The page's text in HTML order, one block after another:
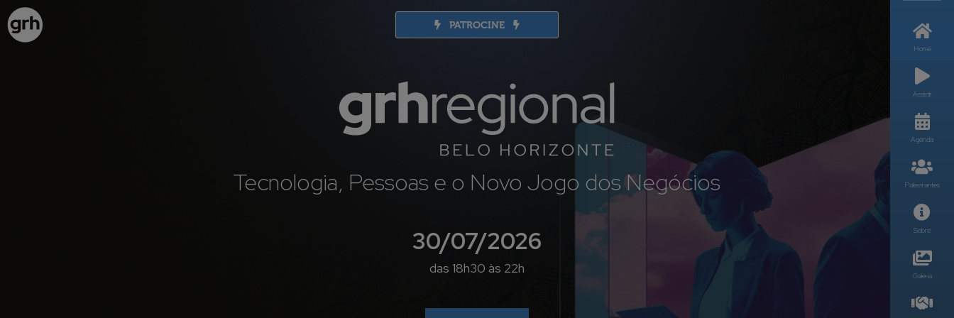
PATROCINE
Home
Assistir
Agenda
Palestrantes
Sobre
Galeria
Tecnologia, Pessoas e o Novo Jogo dos Negócios
30/07/2026
das 18h30 às 22h